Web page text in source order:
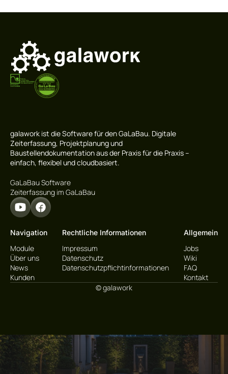
galawork ist die Software für den GaLaBau. Digitale
Zeiterfassung, Projektplanung und
Baustellendokumentation aus der Praxis für die Praxis –
einfach, flexibel und cloudbasiert.
GaLaBau Software
Zeiterfassung im GaLaBau
Navigation
Module
Über uns
News
Kunden
Allgemein
Jobs
Wiki
FAQ
Kontakt
Rechtliche Informationen
Impressum
Datenschutz
Datenschutzpflichtinformationen
© galawork